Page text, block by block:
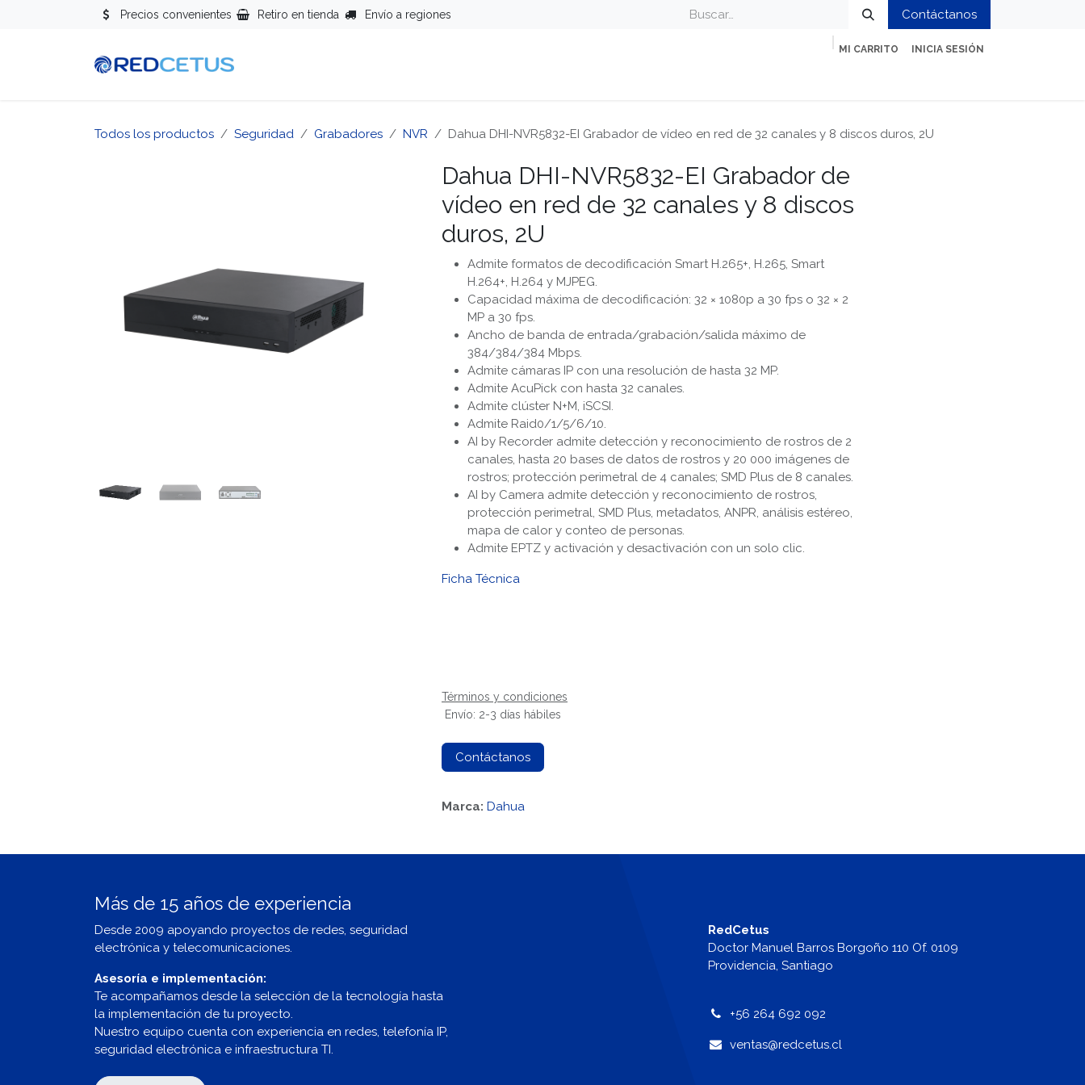
Precios convenientes Retiro en tienda Envío a regiones Contáctanos
MI CARRITO INICIA SESIÓN
Todos los productos Seguridad Grabadores NVR Dahua DHI-NVR5832-EI Grabador de vídeo en red de 32 canales y 8 discos duros, 2U
Dahua DHI-NVR5832-EI Grabador de
vídeo en red de 32 canales y 8 discos
duros, 2U
Admite formatos de decodificación Smart H.265+, H.265, Smart
H.264+, H.264 y MJPEG.
Capacidad máxima de decodificación: 32 × 1080p a 30 fps o 32 × 2
MP a 30 fps.
Ancho de banda de entrada/grabación/salida máximo de
384/384/384 Mbps.
Admite cámaras IP con una resolución de hasta 32 MP.
Admite AcuPick con hasta 32 canales.
Admite clúster N+M, iSCSI.
Admite Raid0/1/5/6/10.
AI by Recorder admite detección y reconocimiento de rostros de 2
canales, hasta 20 bases de datos de rostros y 20 000 imágenes de
rostros; protección perimetral de 4 canales; SMD Plus de 8 canales.
AI by Camera admite detección y reconocimiento de rostros,
protección perimetral, SMD Plus, metadatos, ANPR, análisis estéreo,
mapa de calor y conteo de personas.
Admite EPTZ y activación y desactivación con un solo clic.
Ficha Técnica
Términos y condiciones
Envío: 2-3 días hábiles
Contáctanos
Marca: Dahua
Más de 15 años de experiencia
Desde 2009 apoyando proyectos de redes, seguridad
electrónica y telecomunicaciones.
Asesoría e implementación:
Te acompañamos desde la selección de la tecnología hasta
la implementación de tu proyecto.
Nuestro equipo cuenta con experiencia en redes, telefonía IP,
seguridad electrónica e infraestructura TI.
RedCetus
Doctor Manuel Barros Borgoño 110 Of. 0109
Providencia, Santiago
+56 264 692 092
ventas@redcetus.cl